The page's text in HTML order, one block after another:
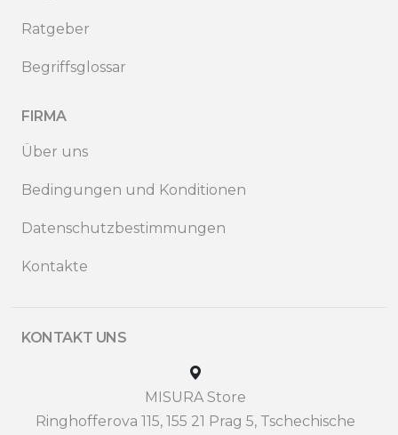
Ratgeber
Begriffsglossar
FIRMA
Über uns
Bedingungen und Konditionen
Datenschutzbestimmungen
Kontakte
KONTAKT UNS
MISURA Store
Ringhofferova 115, 155 21 Prag 5, Tschechische